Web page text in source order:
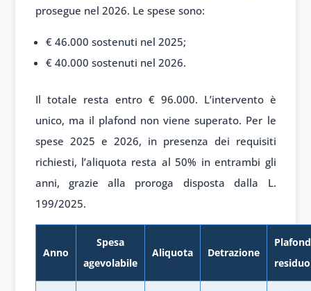
prosegue nel 2026. Le spese sono:
€ 46.000 sostenuti nel 2025;
€ 40.000 sostenuti nel 2026.
Il totale resta entro € 96.000. L’intervento è
unico, ma il plafond non viene superato. Per le
spese 2025 e 2026, in presenza dei requisiti
richiesti, l’aliquota resta al 50% in entrambi gli
anni, grazie alla proroga disposta dalla L.
199/2025.
Anno
Spesa
agevolabile
Aliquota Detrazione
Plafond
residuo